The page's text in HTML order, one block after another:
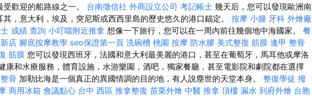
歡迎的船路線之一。 台南徵信社 外商設立公司 考記帳士 幾天后，您可以發現歐洲南
，意大利，埃及，突尼斯或西西里島的歷史悠久的港口錨定。 按摩 小腿 牙科 外燴廠
成績 查詢 小叮噹附近推拿 想像一下旅行，您可以在一周內前往幾個地中海國家。 餐
店 腳底按摩教學 seo保證第一頁 洗碗槽 桃園 按摩 防水膠 美式整復 筋膜 逢甲 整骨
筋膜 您可以發現西班牙，法國和意大利最美麗的港口，甚至在葡萄牙，馬耳他或摩洛
康和水療服務，體育設施，水游樂園，酒吧，獨家餐廳，甚至電影院和劇院都在選擇
骨 加勒比海是一個真正的異國情調的目的地，有人說塵世的天堂本身。 整復學徒 撥
商用冰箱 會議點心 台中 西區 推拿整復 苗栗外燴 中醫 推拿 頂樓 漏水 到府外燴 台胞